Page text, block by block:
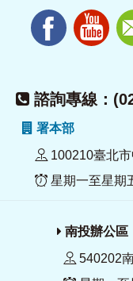
諮詢專線：
署本部
100210臺北
星期一至星期
南投辦公區
540202